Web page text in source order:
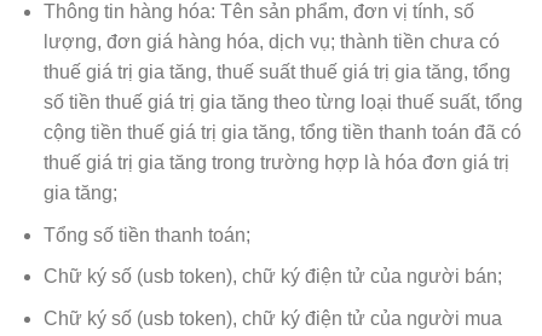
Thông tin hàng hóa: Tên sản phẩm, đơn vị tính, số
lượng, đơn giá hàng hóa, dịch vụ; thành tiền chưa có
thuế giá trị gia tăng, thuế suất thuế giá trị gia tăng, tổng
số tiền thuế giá trị gia tăng theo từng loại thuế suất, tổng
cộng tiền thuế giá trị gia tăng, tổng tiền thanh toán đã có
thuế giá trị gia tăng trong trường hợp là hóa đơn giá trị
gia tăng;
Tổng số tiền thanh toán;
Chữ ký số (usb token), chữ ký điện tử của người bán;
Chữ ký số (usb token), chữ ký điện tử của người mua